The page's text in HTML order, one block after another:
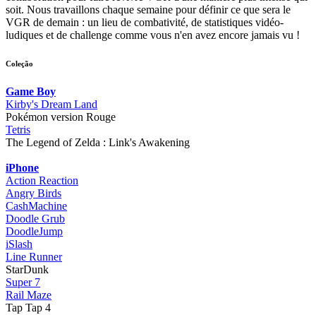
soit. Nous travaillons chaque semaine pour définir ce que sera le
VGR de demain : un lieu de combativité, de statistiques vidéo-
ludiques et de challenge comme vous n'en avez encore jamais vu !
Coleção
Game Boy
Kirby's Dream Land
Pokémon version Rouge
Tetris
The Legend of Zelda : Link's Awakening
iPhone
Action Reaction
Angry Birds
CashMachine
Doodle Grub
DoodleJump
iSlash
Line Runner
StarDunk
Super 7
Rail Maze
Tap Tap 4